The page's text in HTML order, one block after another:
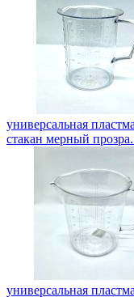
универсальная
стакан мерный
универсальная